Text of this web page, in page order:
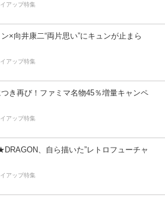
アップ特集
×向井康二“両片思い”にキュンが止まら
アップ特集
き再び！ファミマ名物45％増量キャンペ
アップ特集
、自ら描いた”レトロフューチャ
アップ特集